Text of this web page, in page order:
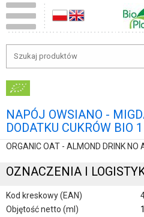
NAPÓJ OWSIANO -
DODATKU CUKRÓW BIO
ORGANIC OAT - ALMOND DRINK NO
OZNACZENIA I
Kod kreskowy (EAN)
Objętość netto (ml)